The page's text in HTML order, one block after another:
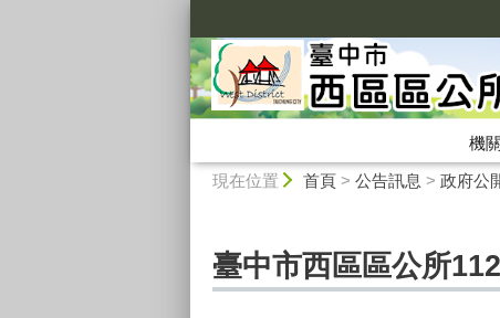
機
現在位置 首頁> 公告訊息 > 政府公
臺中市西區區公所